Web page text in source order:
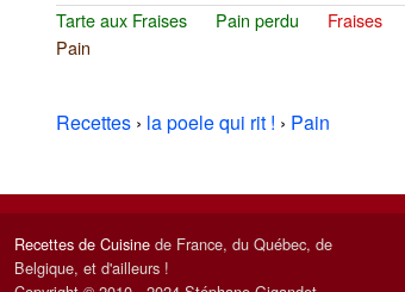
Tarte aux Fraises Pain perdu Fraises
Pain
Recettes › la poele qui rit ! › Pain
Recettes de Cuisine de France, du Québec, de
Belgique, et d'ailleurs !